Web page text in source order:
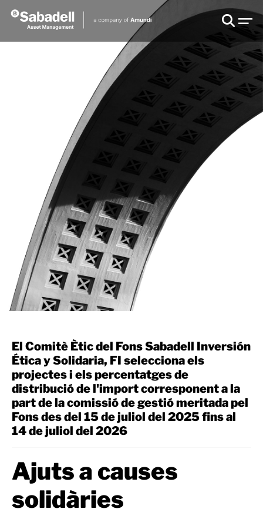
El Comitè Ètic del Fons Sabadell Inversión
Ética y Solidaria, FI selecciona els
projectes i els percentatges de
distribució de l'import corresponent a la
part de la comissió de gestió meritada pel
Fons des del 15 de juliol del 2025 fins al
14 de juliol del 2026
Ajuts a causes
solidàries